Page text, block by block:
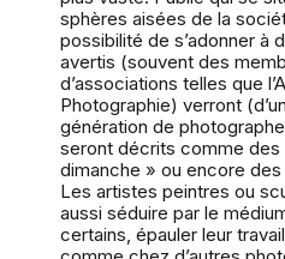
sphères aisées de la
possibilité de s’adonner à
avertis (souvent des
d’associations telles que
Photographie) verront
génération de
seront décrits comme des
dimanche » ou encore
Les artistes peintres ou
aussi séduire par le
certains, épauler leur